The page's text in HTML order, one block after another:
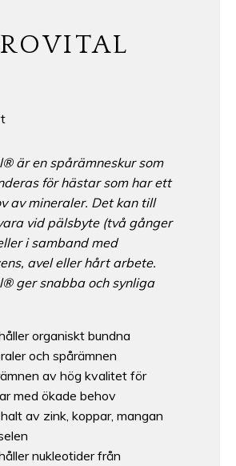
är en spårämneskur som
för hästar som har ett
av mineraler. Det kan till
vid pälsbyte (två gånger
i samband med
avel eller hårt arbete.
ger snabba och synliga
organiskt bundna
och spårämnen
av hög kvalitet för
med ökade behov
av zink, koppar, mangan
nukleotider från